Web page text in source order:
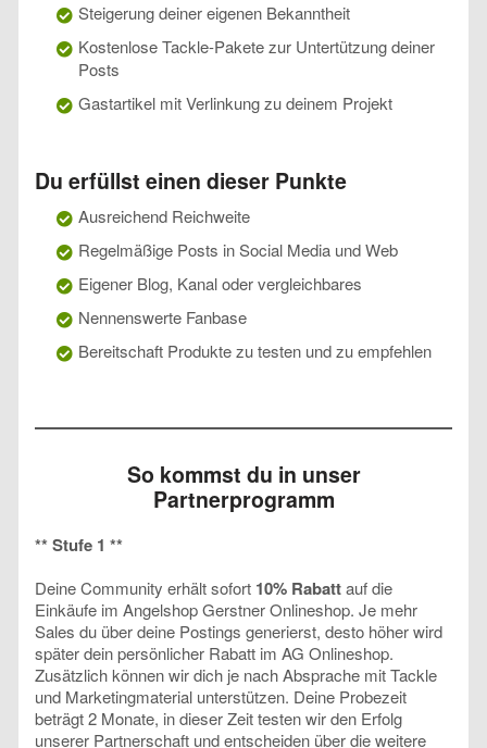
Steigerung deiner eigenen Bekanntheit
Kostenlose Tackle-Pakete zur Untertützung deiner
Posts
Gastartikel mit Verlinkung zu deinem Projekt
Du erfüllst einen dieser Punkte
Ausreichend Reichweite
Regelmäßige Posts in Social Media und Web
Eigener Blog, Kanal oder vergleichbares
Nennenswerte Fanbase
Bereitschaft Produkte zu testen und zu empfehlen
So kommst du in unser
Partnerprogramm
** Stufe 1 **
Deine Community erhält sofort 10% Rabattauf die
Einkäufe im Angelshop Gerstner Onlineshop. Je mehr
Sales du über deine Postings generierst, desto höher wird
später dein persönlicher Rabatt im AG Onlineshop.
Zusätzlich können wir dich je nach Absprache mit Tackle
und Marketingmaterial unterstützen. Deine Probezeit
beträgt 2 Monate, in dieser Zeit testen wir den Erfolg
unserer Partnerschaft und entscheiden über die weitere